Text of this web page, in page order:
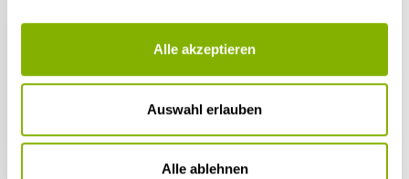
Alle akzeptieren
Auswahl erlauben
Alle ablehnen